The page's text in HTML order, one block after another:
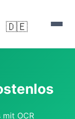
🇩🇪
mit OCR